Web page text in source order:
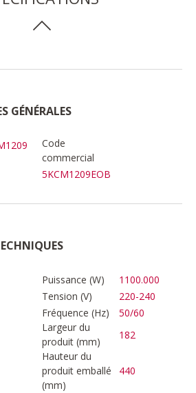
GÉNÉRALES
Code
commercial
5KCM1209EOB
Puissance (W)
1100.000
Tension (V)
220-240
Fréquence (Hz)
50/60
Largeur du
produit (mm)
182
Hauteur du
produit emballé
(mm)
440